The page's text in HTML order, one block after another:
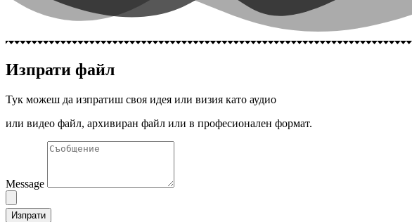
Изпрати файл
Тук можеш да изпратиш своя идея или визия като аудио
или видео файл, архивиран файл или в професионален формат.
Message
Изпрати